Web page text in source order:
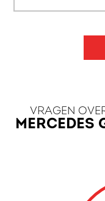
VRAGEN
MERCEDES